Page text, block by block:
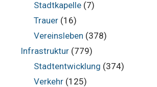
Stadtkapelle(7)
Trauer(16)
Vereinsleben (378)
Infrastruktur (779)
Stadtentwicklung (374)
Verkehr(125)